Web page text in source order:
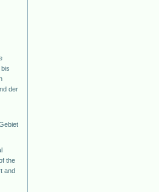
der
the
and